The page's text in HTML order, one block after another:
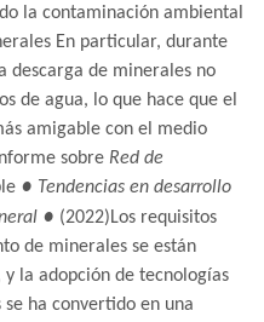
la contaminación ambiental
En particular, durante
descarga de minerales no
de agua, lo que hace que el
amigable con el medio
sobre Red de
● Tendencias en desarrollo
● (2022)Los requisitos
de minerales se están
la adopción de tecnologías
ha convertido en una